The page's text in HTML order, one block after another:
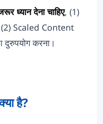
ध्यान देना चाहिए, (1)
Scaled Content
दुरुपयोग करना।
है?